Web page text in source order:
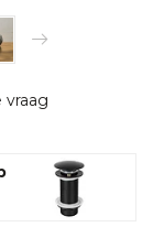
vraag